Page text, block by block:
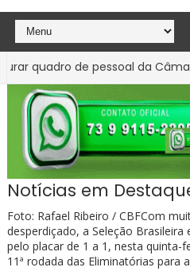
de pessoal da Câmara de
próximo ano
Notícias em
Foto: Rafael Ribeiro / CBFCom
desperdiçado, a Seleção
pelo placar de 1 a 1, nesta quinta-
11ª rodada das Eliminatórias para